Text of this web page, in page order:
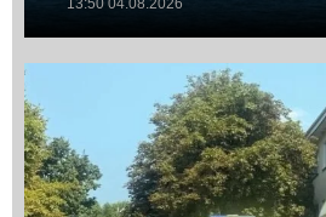
13:50 04.08.2026